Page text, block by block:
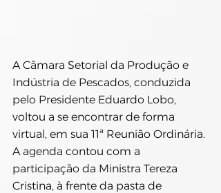
A Câmara Setorial da Produção e
Indústria de Pescados, conduzida
pelo Presidente Eduardo Lobo,
voltou a se encontrar de forma
virtual, em sua 11ª Reunião Ordinária.
A agenda contou com a
participação da Ministra Tereza
Cristina, à frente da pasta de